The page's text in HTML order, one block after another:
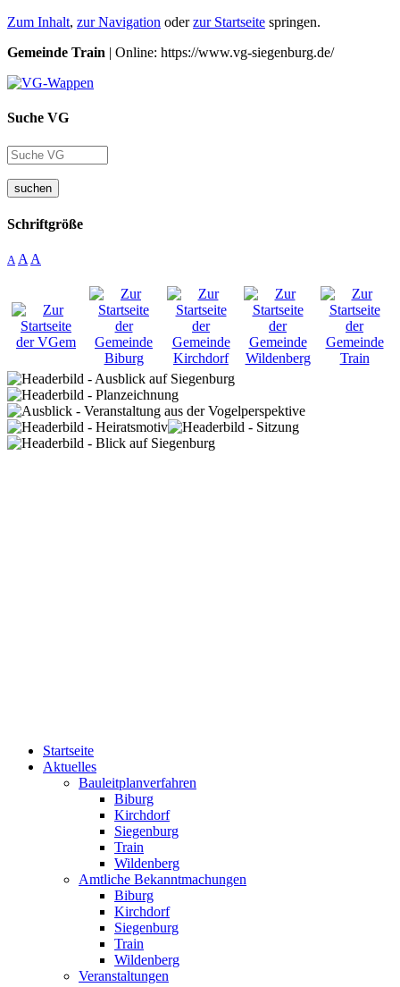
Zum Inhalt, zur Navigation oderzur Startseite springen.
Gemeinde Train | Online: https://www.vg-siegenburg.de/
Suche VG
suchen
Schriftgröße
A A A
Startseite
Aktuelles
Bauleitplanverfahren
Biburg
Kirchdorf
Siegenburg
Train
Wildenberg
Amtliche Bekanntmachungen
Biburg
Kirchdorf
Siegenburg
Train
Wildenberg
Veranstaltungen